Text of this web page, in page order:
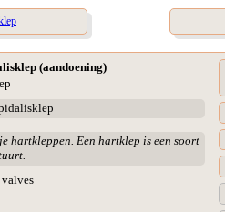
(aandoening)
hartkleppen. Een hartklep is een soort